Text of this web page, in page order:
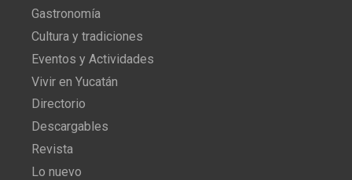
Gastronomía
Cultura y tradiciones
Eventos y Actividades
Vivir en Yucatán
Directorio
Descargables
Revista
Lo nuevo